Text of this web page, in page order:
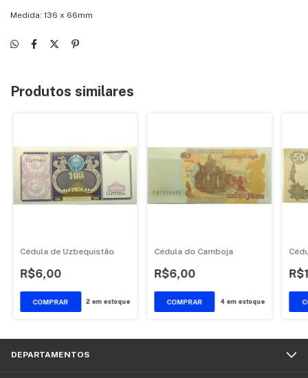
Medida: 136 x 66mm
Produtos similares
Cédula de Uzbequistão
R$6,00
2 em estoque
Cédula do Camboja
R$6,00
4 em estoque
DEPARTAMENTOS